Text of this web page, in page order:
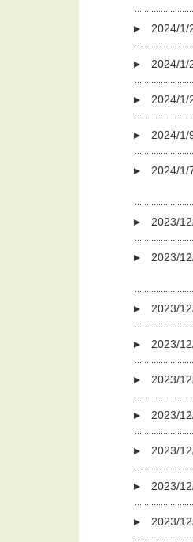
2024/1/
2024/1/
2024/1/
2024/1/
2024/1/
2023/
2023/
2023/
2023/
2023/
2023/
2023/
2023/
2023/